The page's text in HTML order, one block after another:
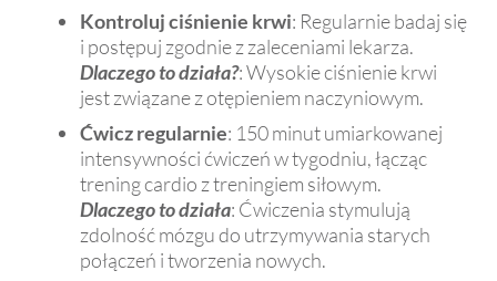
Kontroluj ciśnienie krwi: Regularnie badaj się
i postępuj zgodnie z zaleceniami lekarza.
Dlaczego to działa?: Wysokie ciśnienie krwi
jest związane z otępieniem naczyniowym.
Ćwicz regularnie: 150 minut umiarkowanej
intensywności ćwiczeń w tygodniu, łącząc
trening cardio z treningiem siłowym.
Dlaczego to działa: Ćwiczenia stymulują
zdolność mózgu do utrzymywania starych
połączeń i tworzenia nowych.